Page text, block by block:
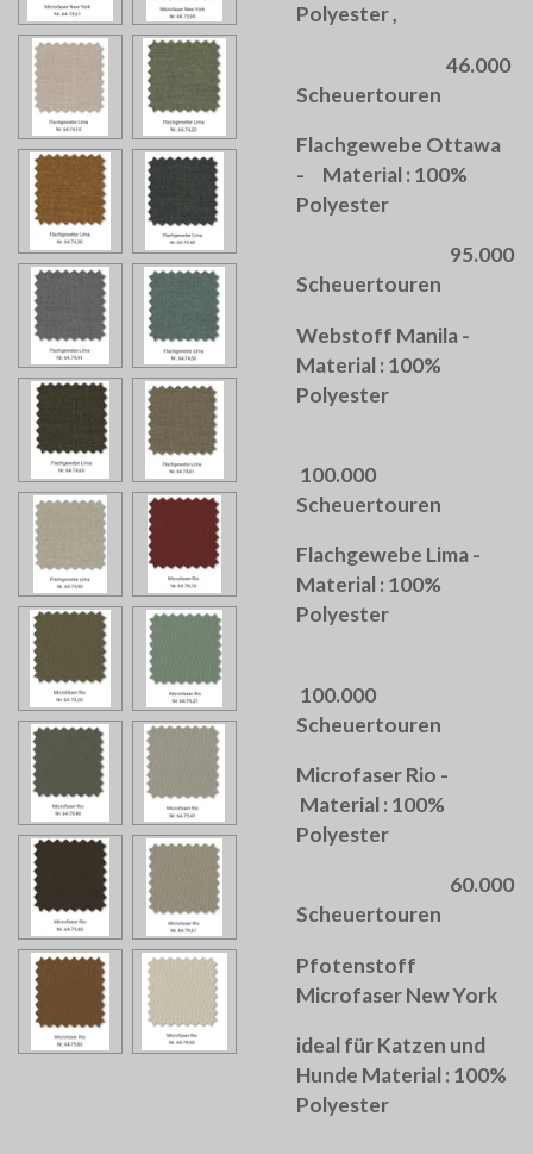
Polyester ,
46.000
Scheuertouren
Flachgewebe Ottawa
- Material : 100%
Polyester
95.000
Scheuertouren
Webstoff Manila -
Material : 100%
Polyester
100.000
Scheuertouren
Flachgewebe Lima -
Material : 100%
Polyester
100.000
Scheuertouren
Microfaser Rio -
Material : 100%
Polyester
60.000
Scheuertouren
Pfotenstoff
Microfaser New York
ideal für Katzen und
Hunde Material : 100%
Polyester